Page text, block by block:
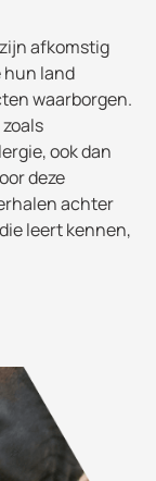
afkomstig
hun land
waarborgen.
ook dan
deze
achter
leert kennen,